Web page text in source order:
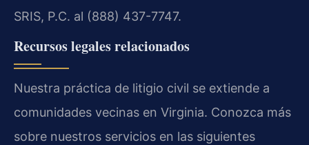
SRIS, P.C. al (888) 437-7747.
Recursos legales relacionados
Nuestra práctica de litigio civil se extiende a
comunidades vecinas en Virginia. Conozca más
sobre nuestros servicios en las siguientes